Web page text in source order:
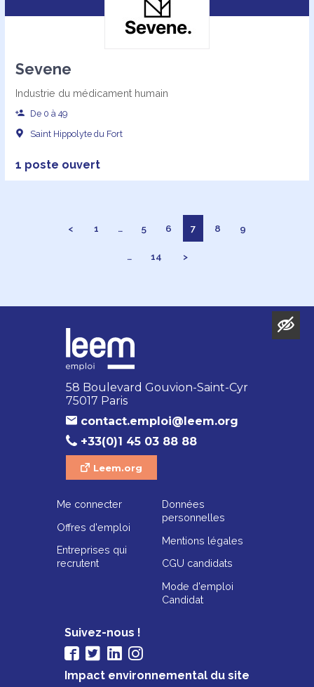
Sevene
Industrie du médicament humain
De 0 à 49
Saint Hippolyte du Fort
1 poste ouvert
< 1 … 5 6 7 8 9
… 14 >
58 Boulevard Gouvion-Saint-Cyr
75017 Paris
contact.emploi@leem.org
+33(0)1 45 03 88 88
Leem.org
Me connecter
Offres d'emploi
Entreprises qui
recrutent
Données
personnelles
Mentions légales
CGU candidats
Mode d'emploi
Candidat
Suivez-nous !
Impact environnemental du site